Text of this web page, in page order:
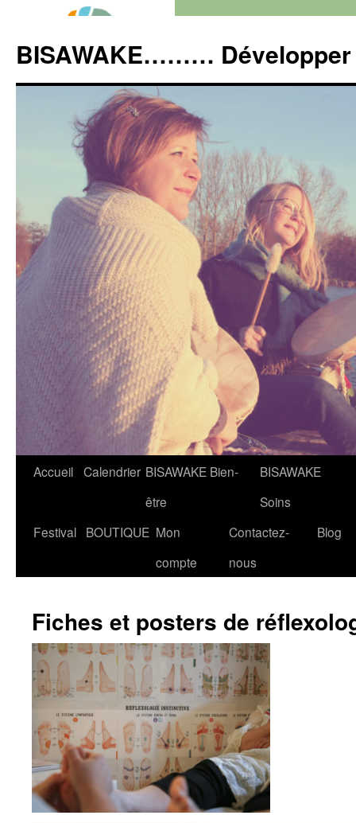
contenu
BISAWAKE……… Développer
Accueil Calendrier BISAWAKE Bien-
être
BISAWAKE
Soins
Festival BOUTIQUE Mon
compte
Contactez-
nous
Blog
Fiches et posters de